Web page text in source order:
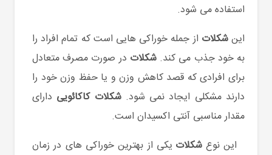
استفاده می شود.
اینشکلات از جمله خوراکی هایی است که تمام افراد را
به خود جذب می کند. شکلات در صورت مصرف متعادل
برای افرادی که قصد کاهش وزن و یا حفظ وزن خود را
دارند مشکلی ایجاد نمی شود.شکلات کاکائویی دارای
مقدار مناسبی آنتی اکسیدان است.
این نوعشکلات یکی از بهترین خوراکی های در زمان